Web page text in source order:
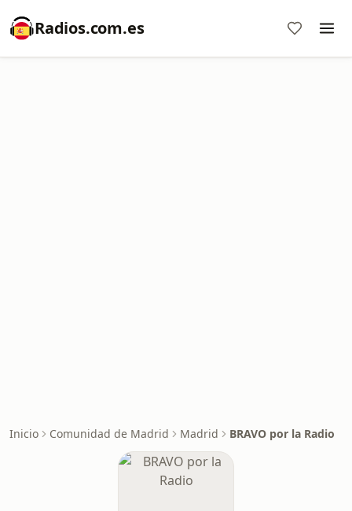
Radios.com.es
Inicio Comunidad de Madrid Madrid BRAVO por la Radio